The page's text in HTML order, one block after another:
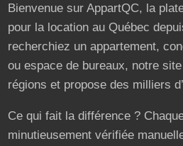
Bienvenue sur AppartQC, la
pour la location au Québec
recherchiez un appartement,
ou espace de bureaux, notre
régions et propose des milliers
Ce qui fait la différence ?
minutieusement vérifiée